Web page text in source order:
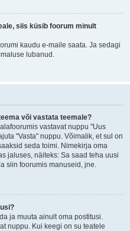
siis küsib foorum minult
kaudu e-maile saata. Ja sedagi
lubanud.
või vastata teemale?
vastavat nuppu "Uus
"Vasta" nuppu. Võimalik, et sul on
seda toimi. Nimekirja oma
jaluses, näiteks: Sa saad teha uusi
siin foorumis manuseid, jne.
ja muuta ainult oma postitusi.
nuppu. Kui keegi on su teatele